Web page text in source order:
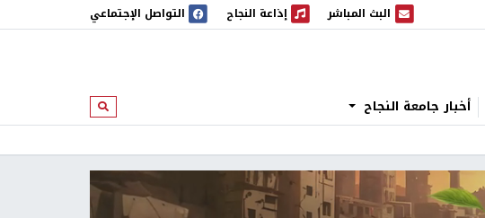
البث المباشر
البث المباشر إذاعة النجاح
إذاعة النجاح التواصل الإجتماعي
أخبار جامعة النجاح ابحث